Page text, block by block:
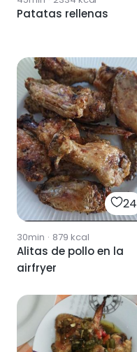
Patatas rellenas
24
30min · 879 kcal
Alitas de pollo en la
airfryer